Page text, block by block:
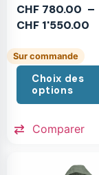
CHF 780.00 –
CHF 1'550.00
Sur commande
Choix des
options
Comparer